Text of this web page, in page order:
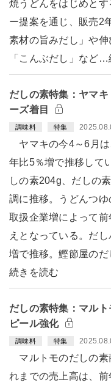
焼うどんをはじめとす
ー提案を通じ、販売2
素材の旨みだし」や伸
「こんぶだし」など…
だしの素特集：ヤマ
ーズ着目
調味料 特集
ヤマキの今4～6月は
年比5％増で推移して
しの素204g、だしの
調に推移。うどんつゆ
取扱企業増によって
えとなっている。だ
増で推移。鰹節屋の
続きを読む
だしの素特集：マル
ピール強化
調味料 特集
マルトモのだしの素
れまでの売上高は、前